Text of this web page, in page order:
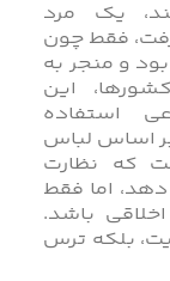
یک مرد
فقط چون
و منجر به
این
استفاده
اساس لباس
که نظارت
اما فقط
باشد.
بلکه ترس